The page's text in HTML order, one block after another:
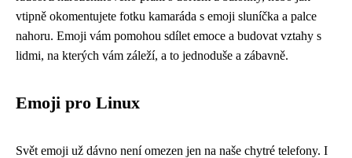
vtipně okomentujete fotku kamaráda s emoji sluníčka a palce
nahoru. Emoji vám pomohou sdílet emoce a budovat vztahy s
lidmi, na kterých vám záleží, a to jednoduše a zábavně.
Emoji pro Linux
Svět emoji už dávno není omezen jen na naše chytré telefony. I